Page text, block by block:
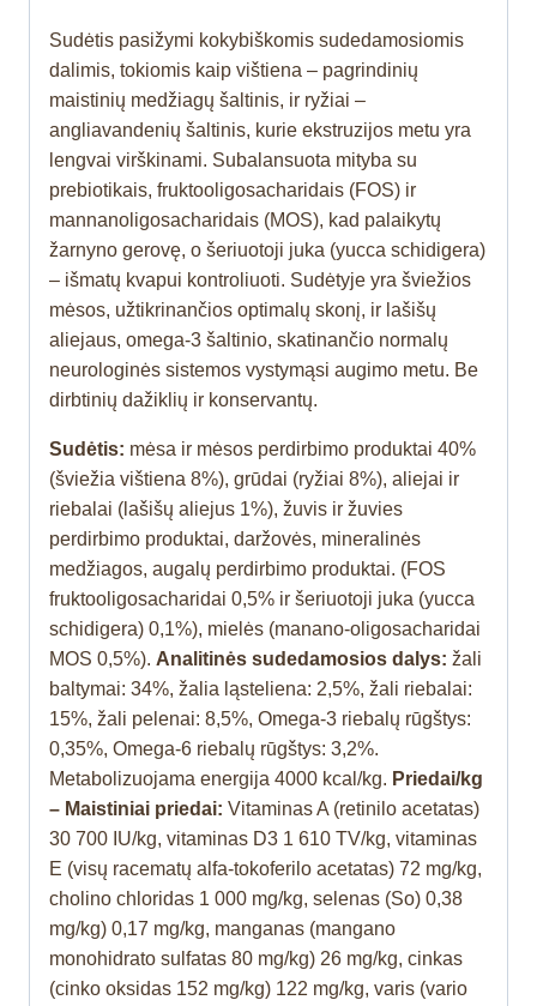
Sudėtis pasižymi kokybiškomis sudedamosiomis
dalimis, tokiomis kaip vištiena – pagrindinių
maistinių medžiagų šaltinis, ir ryžiai –
angliavandenių šaltinis, kurie ekstruzijos metu yra
lengvai virškinami. Subalansuota mityba su
prebiotikais, fruktooligosacharidais (FOS) ir
mannanoligosacharidais (MOS), kad palaikytų
žarnyno gerovę, o šeriuotoji juka (yucca schidigera)
– išmatų kvapui kontroliuoti. Sudėtyje yra šviežios
mėsos, užtikrinančios optimalų skonį, ir lašišų
aliejaus, omega-3 šaltinio, skatinančio normalų
neurologinės sistemos vystymąsi augimo metu. Be
dirbtinių dažiklių ir konservantų.
Sudėtis: mėsa ir mėsos perdirbimo produktai 40%
(šviežia vištiena 8%), grūdai (ryžiai 8%), aliejai ir
riebalai (lašišų aliejus 1%), žuvis ir žuvies
perdirbimo produktai, daržovės, mineralinės
medžiagos, augalų perdirbimo produktai. (FOS
fruktooligosacharidai 0,5% ir šeriuotoji juka (yucca
schidigera) 0,1%), mielės (manano-oligosacharidai
MOS 0,5%). Analitinės sudedamosios dalys: žali
baltymai: 34%, žalia ląsteliena: 2,5%, žali riebalai:
15%, žali pelenai: 8,5%, Omega-3 riebalų rūgštys:
0,35%, Omega-6 riebalų rūgštys: 3,2%.
Metabolizuojama energija 4000 kcal/kg. Priedai/kg
– Maistiniai priedai: Vitaminas A (retinilo acetatas)
30 700 IU/kg, vitaminas D3 1 610 TV/kg, vitaminas
E (visų racematų alfa-tokoferilo acetatas) 72 mg/kg,
cholino chloridas 1 000 mg/kg, selenas (So) 0,38
mg/kg) 0,17 mg/kg, manganas (mangano
monohidrato sulfatas 80 mg/kg) 26 mg/kg, cinkas
(cinko oksidas 152 mg/kg) 122 mg/kg, varis (vario